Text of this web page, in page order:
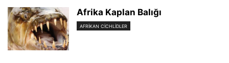
Afrika Kaplan Balığı
AFRIKAN CICHLIDLER